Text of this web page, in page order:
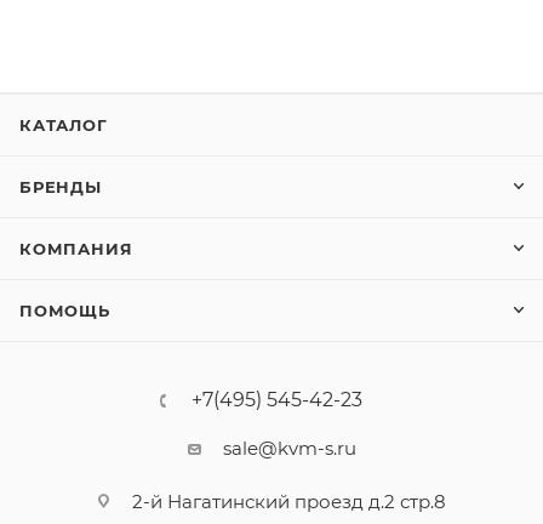
КАТАЛОГ
БРЕНДЫ
КОМПАНИЯ
ПОМОЩЬ
+7(495) 545-42-23
sale@kvm-s.ru
2-й Нагатинский проезд д.2 стр.8